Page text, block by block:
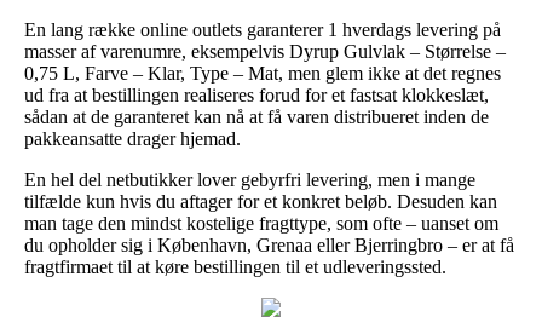
En lang række online outlets garanterer 1 hverdags levering på
masser af varenumre, eksempelvis Dyrup Gulvlak – Størrelse –
0,75 L, Farve – Klar, Type – Mat, men glem ikke at det regnes
ud fra at bestillingen realiseres forud for et fastsat klokkeslæt,
sådan at de garanteret kan nå at få varen distribueret inden de
pakkeansatte drager hjemad.
En hel del netbutikker lover gebyrfri levering, men i mange
tilfælde kun hvis du aftager for et konkret beløb. Desuden kan
man tage den mindst kostelige fragttype, som ofte – uanset om
du opholder sig i København, Grenaa eller Bjerringbro – er at få
fragtfirmaet til at køre bestillingen til et udleveringssted.